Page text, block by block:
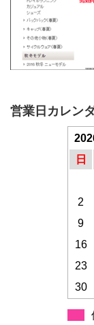
営業日カレン
日
2
9
16
23
30